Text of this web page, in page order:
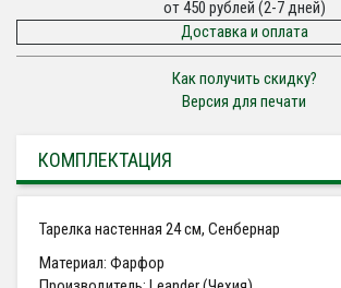
от 450 рублей (2-7 дней)
Доставка и оплата
Как получить скидку?
Версия для печати
КОМПЛЕКТАЦИЯ
Тарелка настенная 24 см, Сенбернар
Материал: Фарфор